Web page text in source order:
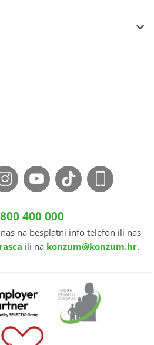
400 000
na besplatni info telefon ili nas
ili na konzum@konzum.hr.